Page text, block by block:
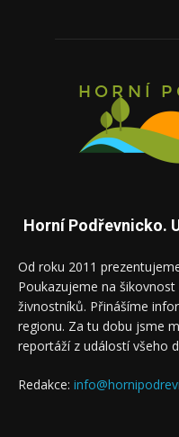
Horní Podřevnicko.
Od roku 2011
Poukazujeme na
živnostníků. Přinášíme
regionu. Za tu dobu jsme
reportáží z událostí všeho
Redakce: